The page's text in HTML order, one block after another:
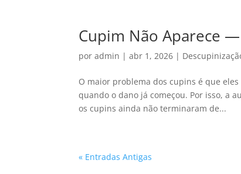
Cupim Não Aparece —
poradmin |abr 1, 2026 |
O maior problema dos cupins é que
quando o dano já começou. Por isso, a
os cupins ainda não terminaram de...
« Entradas Antigas